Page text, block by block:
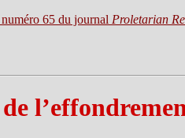
65 du journal Proletarian